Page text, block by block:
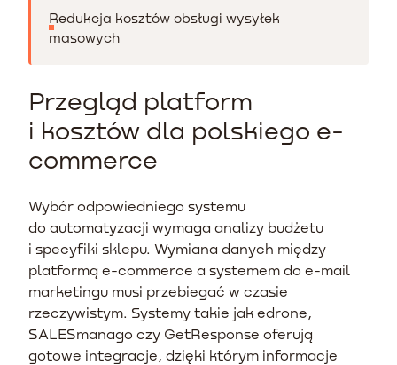
Redukcja kosztów obsługi wysyłek
masowych
Przegląd platform
i kosztów dla polskiego e-
commerce
Wybór odpowiedniego systemu
do automatyzacji wymaga analizy budżetu
i specyfiki sklepu. Wymiana danych między
platformą e-commerce a systemem do e-mail
marketingu musi przebiegać w czasie
rzeczywistym. Systemy takie jak edrone,
SALESmanago czy GetResponse oferują
gotowe integracje, dzięki którym informacje